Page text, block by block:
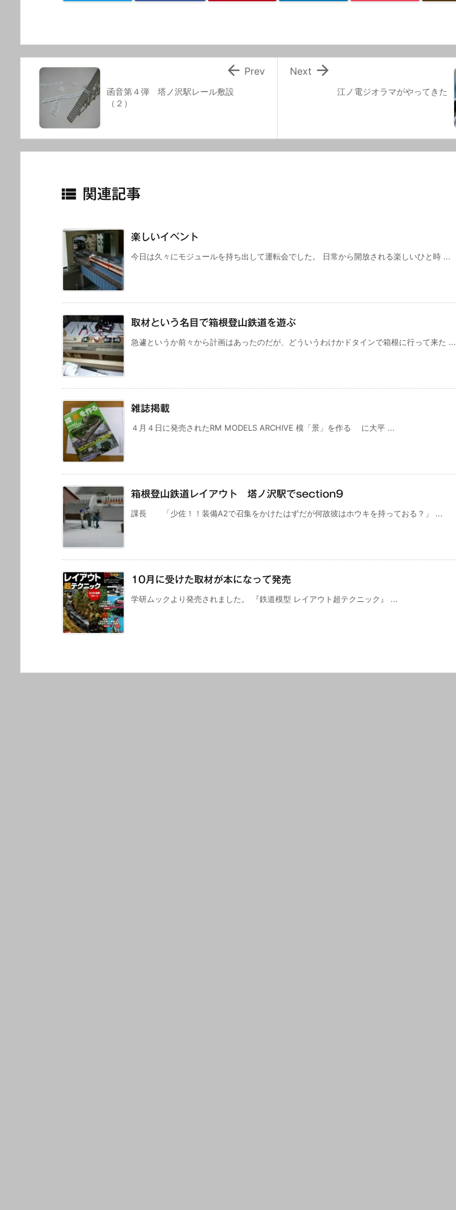
江ノ電ジオラマがやってきた

Next
函音第４弾 塔ノ沢駅レール敷設
（２）
 Prev
 関連記事
楽しいイベント
今日は久々にモジュールを持ち出して運転会でした。 日常から開放される楽しいひと時 ...
取材という名目で箱根登山鉄道を遊ぶ
急遽というか前々から計画はあったのだが、どういうわけかドタインで箱根に行って来た ...
雑誌掲載
４月４日に発売されたRM MODELS ARCHIVE 模「景」を作る に大平 ...
箱根登山鉄道レイアウト 塔ノ沢駅でsection9
課長 「少佐！！装備A2で召集をかけたはずだが何故彼はホウキを持っておる？」 ...
10月に受けた取材が本になって発売
学研ムックより発売されました。 『鉄道模型 レイアウト超テクニック』 ...